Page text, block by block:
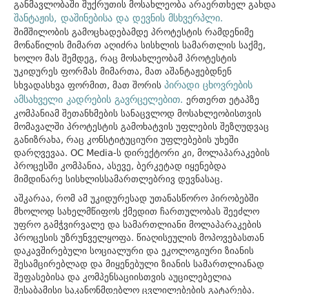
განმავლობაში შუქრუთის მოსახლეობა არაერთხელ გახდა
შანტაჟის, დაშინებისა და დევნის მსხვერპლი.
შიმშილობის გამოცხადებამდე პროტესტის რამდენიმე
მონაწილის მიმართ აღიძრა სისხლის სამართლის საქმე,
ხოლო მას შემდეგ, რაც მოსახლეობამ პროტესტის
უკიდურეს ფორმას მიმართა, მათ აშანტაჟებდნენ
სხვადასხვა ფორმით, მათ შორისპირადი ცხოვრების
ამსახველი კადრების გავრცელებით. ერთერთ ეტაპზე
კომპანიამ შეთანხმების სანაცვლოდ მოსახლეობისთვის
მომავალში პროტესტის გამოხატვის უფლების შეზღუდვაც
განიზრახა, რაც კონსტიტუციური უფლებების უხეში
დარღვევაა. OC Media-ს დირექტორი კი, მოლაპარაკების
პროცესში კომპანია, ასევე, ბერკეტად იყენებდა
მიმდინარე სისხლისსამართლებრივ დევნასაც.
აშკარაა, რომ ამ უკიდურესად უთანასწორო პირობებში
მხოლოდ სახელმწიფოს ქმედით ჩართულობას შეეძლო
უფრო გამჭვირვალე და სამართლიანი მოლაპარაკების
პროცესის უზრუნველყოფა. წიაღისეულის მოპოვებასთან
დაკავშირებული სოციალური და ეკოლოგიური ზიანის
შესამცირებლად და მიყენებული ზიანის სამართლიანად
შეფასებისა და კომპენსაციისთვის აუცილებელია
შესაბამისი საკანონმდებლო ცვლილებების გატარება.